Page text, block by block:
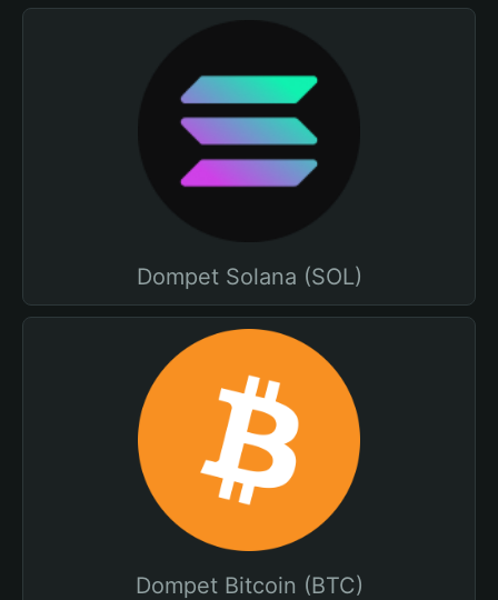
Dompet Solana (SOL)
Dompet Bitcoin (BTC)